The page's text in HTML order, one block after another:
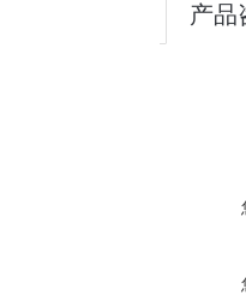
产品